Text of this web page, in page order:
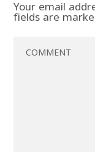
Your email
fields are